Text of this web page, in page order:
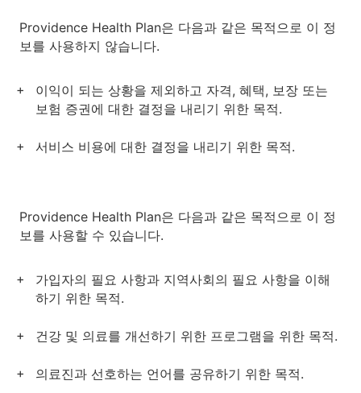
Providence Health Plan은 다음과 같은 목적으로 이 정
보를 사용하지 않습니다.
이익이 되는 상황을 제외하고 자격, 혜택, 보장 또는
보험 증권에 대한 결정을 내리기 위한 목적.
서비스 비용에 대한 결정을 내리기 위한 목적.
Providence Health Plan은 다음과 같은 목적으로 이 정
보를 사용할 수 있습니다.
가입자의 필요 사항과 지역사회의 필요 사항을 이해
하기 위한 목적.
건강 및 의료를 개선하기 위한 프로그램을 위한 목적.
의료진과 선호하는 언어를 공유하기 위한 목적.